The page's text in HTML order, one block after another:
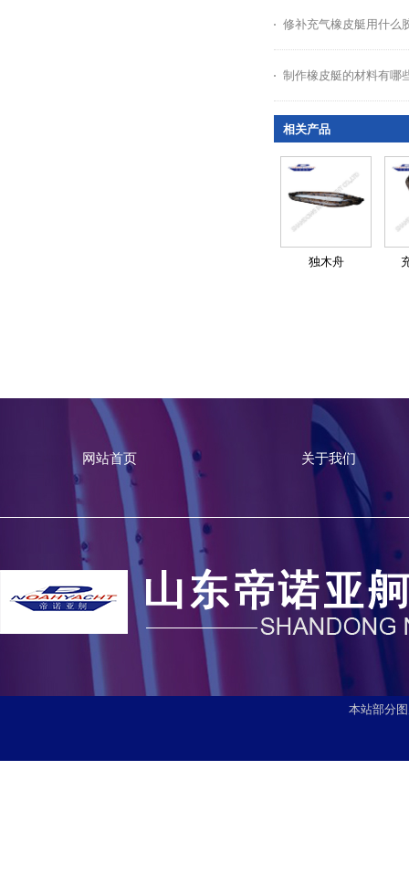
修补充气橡皮艇用什么
制作橡皮艇的材料有哪
相关产品
独木舟
网站首页 关于我们
本站部分